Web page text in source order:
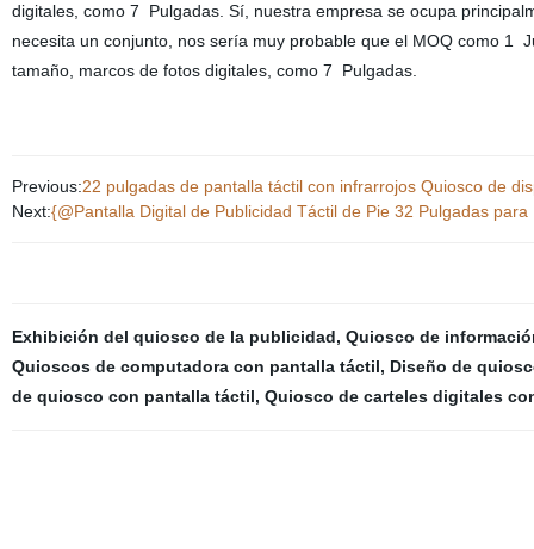
digitales, como 7 Pulgadas. Sí, nuestra empresa se ocupa
necesita un conjunto, nos sería muy probable que el MOQ como 1
tamaño, marcos de fotos digitales, como 7 Pulgadas.
Previous:22 pulgadas de pantalla táctil con infrarrojos Quiosco de
Next:{@Pantalla Digital de Publicidad Táctil de Pie 32 Pulgadas
Exhibición del quiosco de la publicidad, Quiosco de
Quioscos de computadora con pantalla táctil, Diseño de
de quiosco con pantalla táctil, Quiosco de carteles digitales